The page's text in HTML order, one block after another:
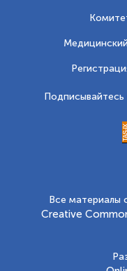
Подписывайтесь
Все материалы
Creative